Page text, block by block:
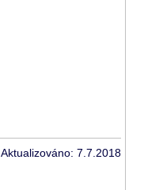
Aktualizováno: 7.7.2018